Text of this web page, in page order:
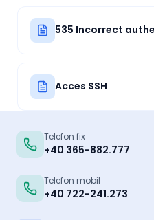
535 Incorrect
Acces SSH
Telefon fix
+40 365-882.777
Telefon mobil
+40 722-241.273